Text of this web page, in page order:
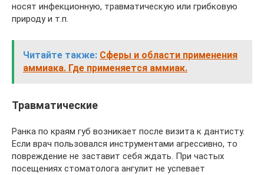
носят инфекционную, травматическую или грибковую
природу и т.п.
Читайте также: Сферы и области применения
аммиака. Где применяется аммиак.
Травматические
Ранка по краям губ возникает после визита к дантисту.
Если врач пользовался инструментами агрессивно, то
повреждение не заставит себя ждать. При частых
посещениях стоматолога ангулит не успевает